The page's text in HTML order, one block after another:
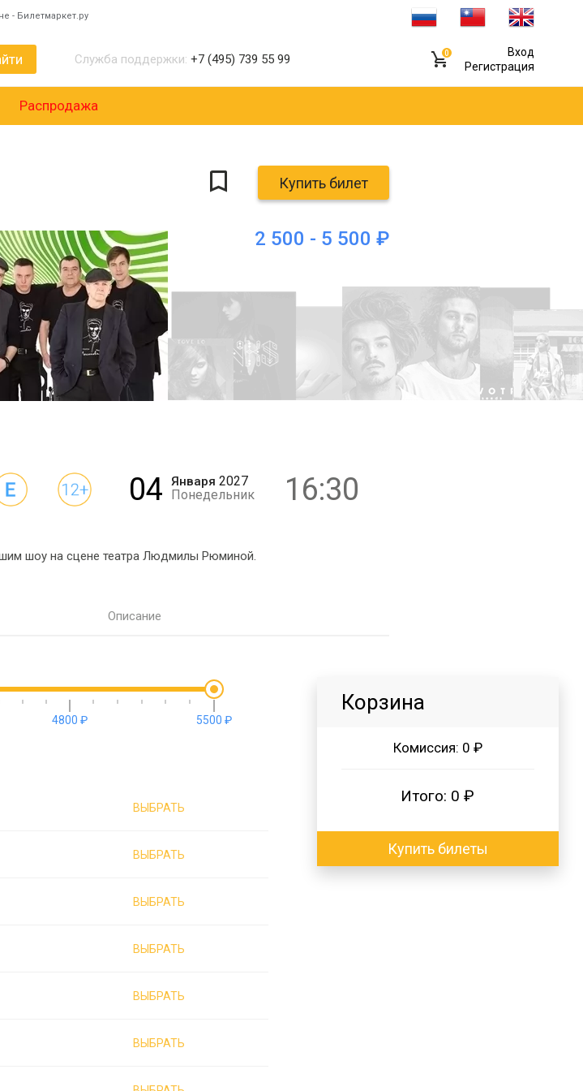
- Билетмаркет.ру
Служба поддержки: +7 (495) 739 55 99 0
Вход
Регистрация
Распродажа
Купить билет
2 500 - 5 500 ₽
12+
04 Января 2027
Понедельник
16:30
шоу на сцене театра Людмилы Рюминой.
Описание
4800 ₽ 5500 ₽
ВЫБРАТЬ
ВЫБРАТЬ
ВЫБРАТЬ
ВЫБРАТЬ
ВЫБРАТЬ
ВЫБРАТЬ
Корзина
Комиссия: 0 ₽
Итого: 0 ₽
Купить билеты